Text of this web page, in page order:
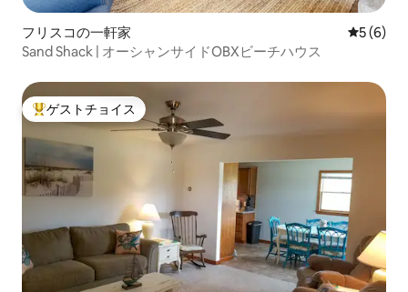
フリスコの一軒家 レビュー
5 (6)
Sand Shack | オーシャンサイドOBXビーチハウス
大好評のゲストチョイスです。
ゲストチョイス